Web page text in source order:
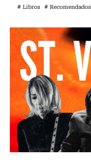
# Libros # Recomendados